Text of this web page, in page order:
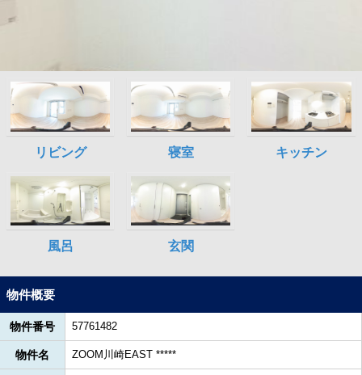
物件概要
物件番号 57761482
物件名 ZOOM川崎EAST *****